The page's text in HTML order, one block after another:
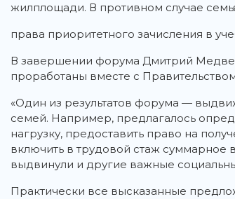
жилплощади. В противном случае
права приоритетного зачисления в
В завершении форума Дмитрий
проработаны вместе с
«Один из результатов форума —
семей. Например, предлагалось
нагрузку, предоставить право на
включить в трудовой стаж суммарное
выдвинули и другие важные
Практически все высказанные